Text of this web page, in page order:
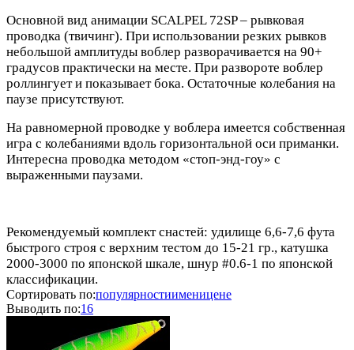
Основной вид анимации SCALPEL 72SP – рывковая
проводка (твичинг). При использовании резких рывков
небольшой амплитуды воблер разворачивается на 90+
градусов практически на месте. При развороте воблер
роллингует и показывает бока. Остаточные колебания на
паузе присутствуют.
На равномерной проводке у воблера имеется собственная
игра с колебаниями вдоль горизонтальной оси приманки.
Интересна проводка методом «стоп-энд-гоу» с
выраженными паузами.
Рекомендуемый комплект снастей: удилище 6,6-7,6 фута
быстрого строя с верхним тестом до 15-21 гр., катушка
2000-3000 по японской шкале, шнур #0.6-1 по японской
классификации.
Сортировать по:популярностиименицене
Выводить по:16